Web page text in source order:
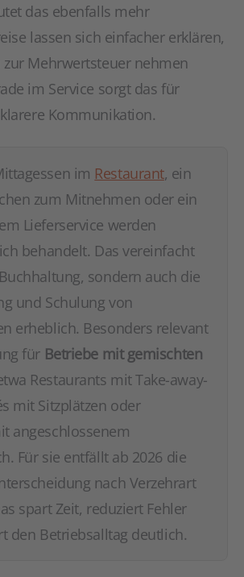
das ebenfalls mehr
lassen sich einfacher erklären,
zur Mehrwertsteuer nehmen
im Service sorgt das für
Kommunikation.
im Restaurant, ein
zum Mitnehmen oder ein
Lieferservice werden
behandelt. Das vereinfacht
sondern auch die
und Schulung von
erheblich. Besonders relevant
für Betriebe mit gemischten
Restaurants mit Take-away-
mit Sitzplätzen oder
angeschlossenem
Für sie entfällt ab 2026 die
nach Verzehrart
spart Zeit, reduziert Fehler
den Betriebsalltag deutlich.